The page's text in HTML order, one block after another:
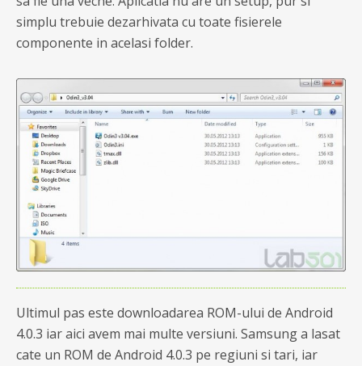
simplu trebuie dezarhivata cu toate fisierele
componente in acelasi folder.
Ultimul pas este downloadarea ROM-ului de Android
4.0.3 iar aici avem mai multe versiuni. Samsung a lasat
cate un ROM de Android 4.0.3 pe regiuni si tari, iar